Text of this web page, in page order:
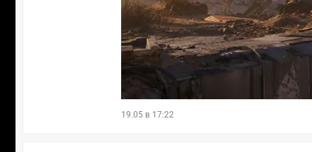
19.05 в 17:22